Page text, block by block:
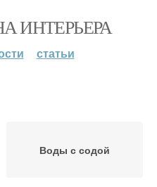
ИНТЕРЬЕРА
статьи
Воды с содой